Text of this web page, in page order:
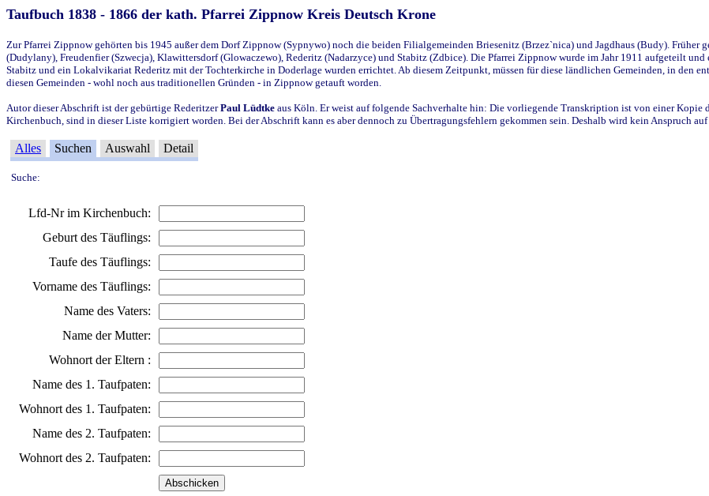
Taufbuch 1838 - 1866 der kath. Pfarrei Zippnow Kreis Deutsch Krone
Zur Pfarrei Zippnow gehörten bis 1945 außer dem Dorf Zippnow (Sypnywo) noch die beiden Filialgemeinden Briesenitz (Brzez`nica) und Jagdhaus (Budy). Früher
(Dudylany), Freudenfier (Szwecja), Klawittersdorf (Glowaczewo), Rederitz (Nadarzyce) und Stabitz (Zdbice). Die Pfarrei Zippnow wurde im Jahr 1911 aufgeteilt
Stabitz und ein Lokalvikariat Rederitz mit der Tochterkirche in Doderlage wurden errichtet. Ab diesem Zeitpunkt, müssen für diese ländlichen Gemeinden, in den
diesen Gemeinden - wohl noch aus traditionellen Gründen - in Zippnow getauft worden.
Autor dieser Abschrift ist der gebürtige RederitzerPaul Lüdtke aus Köln. Er weist auf folgende Sachverhalte hin: Die vorliegende Transkription ist von einer
Kirchenbuch, sind in dieser Liste korrigiert worden. Bei der Abschrift kann es aber dennoch zu Übertragungsfehlern gekommen sein. Deshalb wird kein Anspruch auf
Alles Suchen Auswahl Detail
Suche:
Lfd-Nr im Kirchenbuch:
Geburt des Täuflings:
Taufe des Täuflings:
Vorname des Täuflings:
Name des Vaters:
Name der Mutter:
Wohnort der Eltern :
Name des 1. Taufpaten:
Wohnort des 1. Taufpaten:
Name des 2. Taufpaten:
Wohnort des 2. Taufpaten: